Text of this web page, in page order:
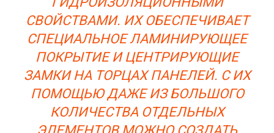
СВОЙСТВАМИ. ИХ ОБЕСПЕЧИВАЕТ
СПЕЦИАЛЬНОЕ ЛАМИНИРУЮЩЕЕ
ПОКРЫТИЕ И ЦЕНТРИРУЮЩИЕ
ЗАМКИ НА ТОРЦАХ ПАНЕЛЕЙ. С ИХ
ПОМОЩЬЮ ДАЖЕ ИЗ БОЛЬШОГО
КОЛИЧЕСТВА ОТДЕЛЬНЫХ